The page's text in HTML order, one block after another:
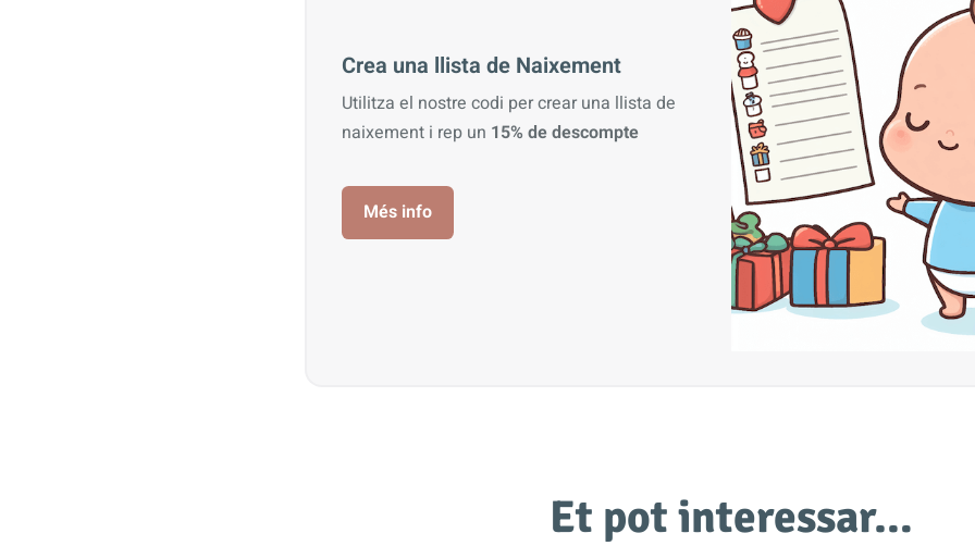
Crea una llista de Naixement
Utilitza el nostre codi per crear una llista de
naixement i rep un 15% de descompte
Més info
Et pot interessar…